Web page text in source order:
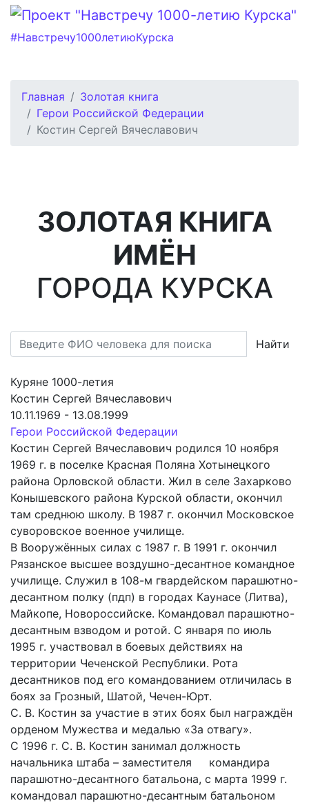
#Навстречу1000летиюКурска
Главная
Золотая книга
Герои Российской Федерации
Костин Сергей Вячеславович
ЗОЛОТАЯ КНИГА
ИМЁН
ГОРОДА КУРСКА
Найти
Куряне 1000-летия
Костин Сергей Вячеславович
10.11.1969 - 13.08.1999
Герои Российской Федерации
Костин Сергей Вячеславович родился 10 ноября
1969 г. в поселке Красная Поляна Хотынецкого
района Орловской области. Жил в селе Захарково
Конышевского района Курской области, окончил
там среднюю школу. В 1987 г. окончил Московское
суворовское военное училище.
В Вооружённых силах с 1987 г. В 1991 г. окончил
Рязанское высшее воздушно-десантное командное
училище. Служил в 108-м гвардейском парашютно-
десантном полку (пдп) в городах Каунасе (Литва),
Майкопе, Новороссийске. Командовал парашютно-
десантным взводом и ротой. С января по июль
1995 г. участвовал в боевых действиях на
территории Чеченской Республики. Рота
десантников под его командованием отличилась в
боях за Грозный, Шатой, Чечен-Юрт.
С. В. Костин за участие в этих боях был награждён
орденом Мужества и медалью «За отвагу».
С 1996 г. С. В. Костин занимал должность
начальника штаба – заместителя командира
парашютно-десантного батальона, с марта 1999 г.
командовал парашютно-десантным батальоном